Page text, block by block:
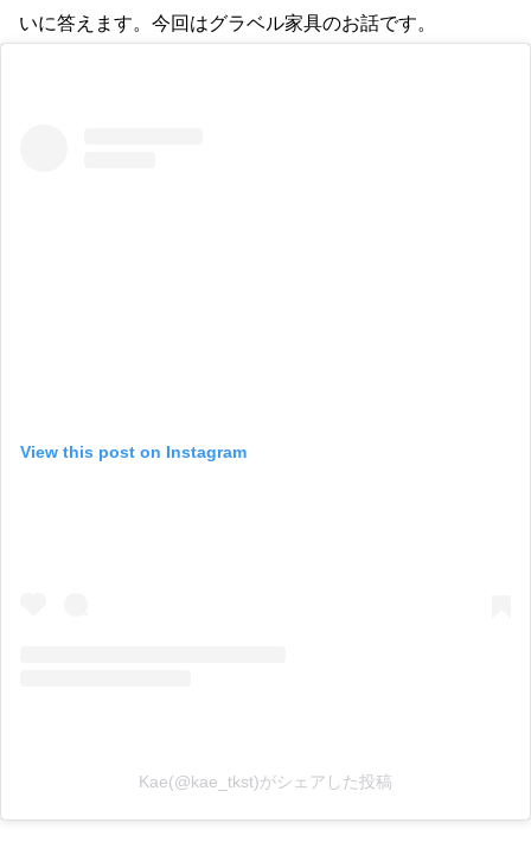
いに答えます。今回はグラベル家具のお話です。
View this post on Instagram
Kae(@kae_tkst)がシェアした投稿